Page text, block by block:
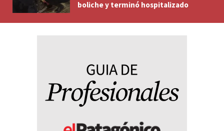
boliche y terminó hospitalizado